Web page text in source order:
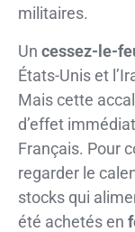
militaires.
Un cessez-le-
États-Unis et
Mais cette
d’effet
Français. Pour
regarder le
stocks qui
été achetés en